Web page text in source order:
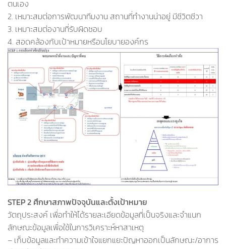
ตนเอง
2. เหมาะสมต่อการพัฒนาทีมงาน สถานที่ทำงานน่าอยู่ มีชีวิตชีวา
3. เหมาะสมต่องานที่รับผิดชอบ
4. สอดคล้องกับเป้าหมายหรือนโยบายองค์กร
STEP 2 ศึกษาสภาพปัจจุบันและตั้งเป้าหมาย
วัตถุประสงค์ เพื่อทำให้ได้รายละเอียดข้อมูลที่เป็นจริงและจำแนก
ลักษณะข้อมูลเพื่อใช้ในการวิเคราะห์หาสาเหตุ
– เก็บข้อมูลและทำความเข้าใจแยกแยะปัญหาออกเป็นลักษณะ/อาการ